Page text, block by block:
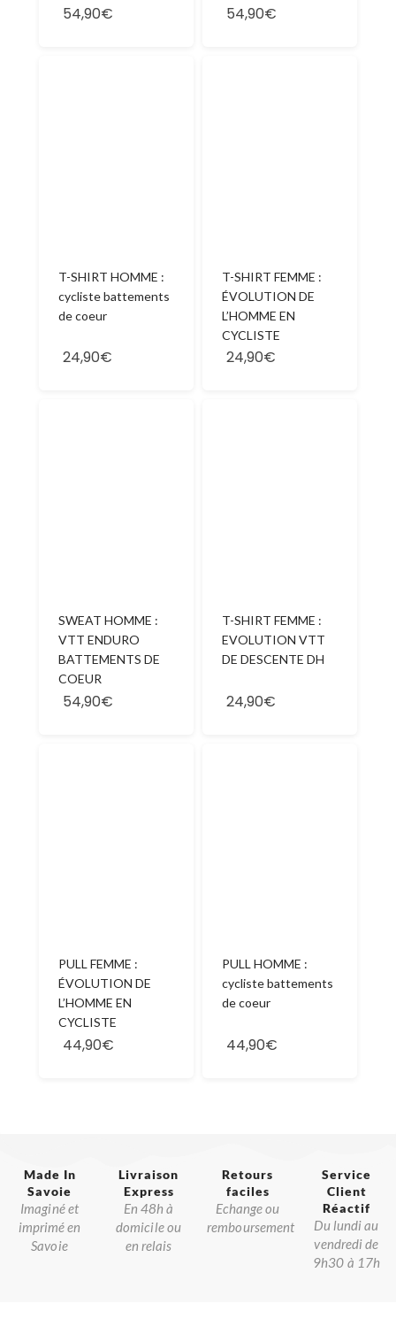
54,90€ 54,90€
T-SHIRT HOMME :
cycliste battements
de coeur
24,90€
T-SHIRT FEMME :
ÉVOLUTION DE
L’HOMME EN
CYCLISTE
24,90€
SWEAT HOMME :
VTT ENDURO
BATTEMENTS DE
COEUR
54,90€
T-SHIRT FEMME :
EVOLUTION VTT
DE DESCENTE DH
24,90€
PULL FEMME :
ÉVOLUTION DE
L’HOMME EN
CYCLISTE
44,90€
PULL HOMME :
cycliste battements
de coeur
44,90€
Made In
Savoie​
Imaginé et
imprimé en
Savoie
Livraison
Express
En 48h à
domicile ou
en relais
Retours
faciles
Echange ou
remboursement
Service
Client
Réactif​
Du lundi au
vendredi de
9h30 à 17h